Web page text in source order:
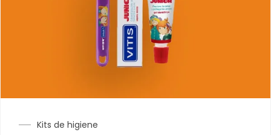
Kits de higiene